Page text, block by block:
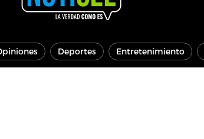
Deportes Entretenimiento